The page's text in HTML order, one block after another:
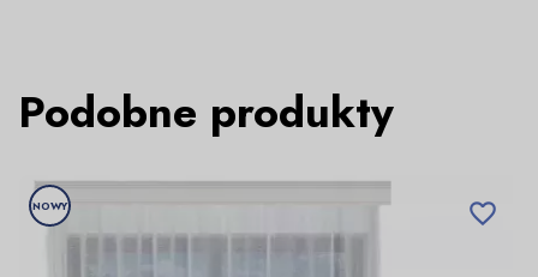
Podobne produkty
NOWY 